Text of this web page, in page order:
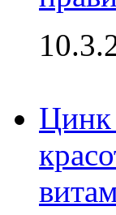
Цинк